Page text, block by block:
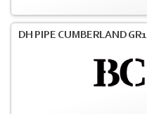
DH PIPE CUMBERLAND GR1